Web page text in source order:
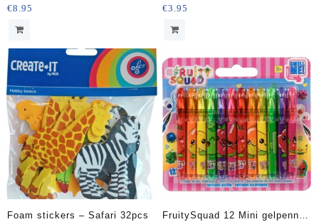
uitwasbaar
€8.95
€3.95
Foam stickers – Safari 32pcs
FruitySquad 12 Mini gelpennen